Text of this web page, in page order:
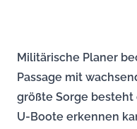
Militärische Planer
Passage mit
größte Sorge besteht
U-Boote erkennen